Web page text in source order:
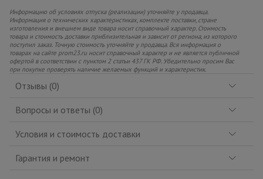
Информацию об условиях отпуска (реализации) уточняйте у продавца.
Информация о технических характеристиках, комплекте поставки, стране
изготовления и внешнем виде товара носит справочный характер. Стоимость
товара и стоимость доставки приблизительная и зависит от региона, из которого
поступил заказ. Точную стоимость уточняйте у продавца. Вся информация о
товарах на сайте prom23.ru носит справочный характер и не является публичной
офертой в соответствии с пунктом 2 статьи 437 ГК РФ. Убедительно просим Вас
при покупке проверять наличие желаемых функций и характеристик.
Отзывы (0)
Вопросы и ответы (0)
Условия и стоимость доставки
Гарантия и ремонт